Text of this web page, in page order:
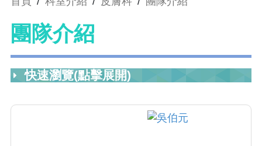
團隊介紹
快速瀏覽(點擊展開)